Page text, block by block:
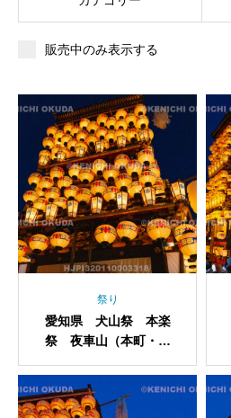
販売中のみ表示する
祭り
愛知県 犬山祭 本楽
祭 夜車山（本町・咸